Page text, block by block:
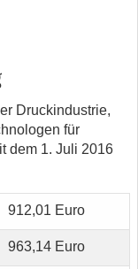
Druckindustrie,
für
dem 1. Juli 2016
912,01 Euro
963,14 Euro